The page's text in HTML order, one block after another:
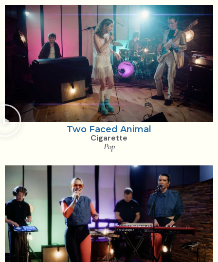
Two Faced Animal
Cigarette
Pop